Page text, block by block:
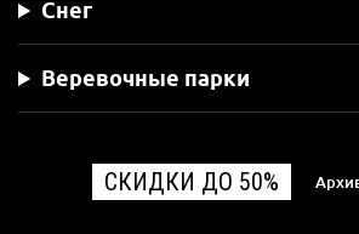
Снег
Веревочные парки
СКИДКИ ДО 50%